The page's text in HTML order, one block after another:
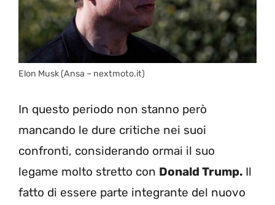
Elon Musk (Ansa – nextmoto.it)
In questo periodo non stanno però
mancando le dure critiche nei suoi
confronti, considerando ormai il suo
legame molto stretto con Donald Trump. Il
fatto di essere parte integrante del nuovo